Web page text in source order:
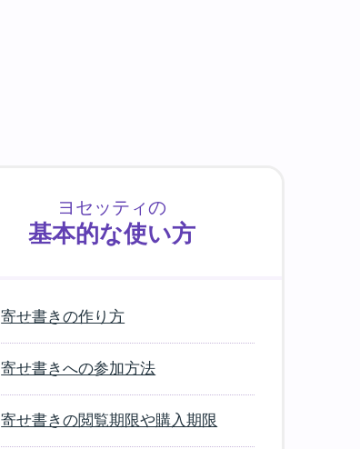
ヨセッティの
基本的な使い方
寄せ書きの作り方
寄せ書きへの参加方法
寄せ書きの閲覧期限や購入期限